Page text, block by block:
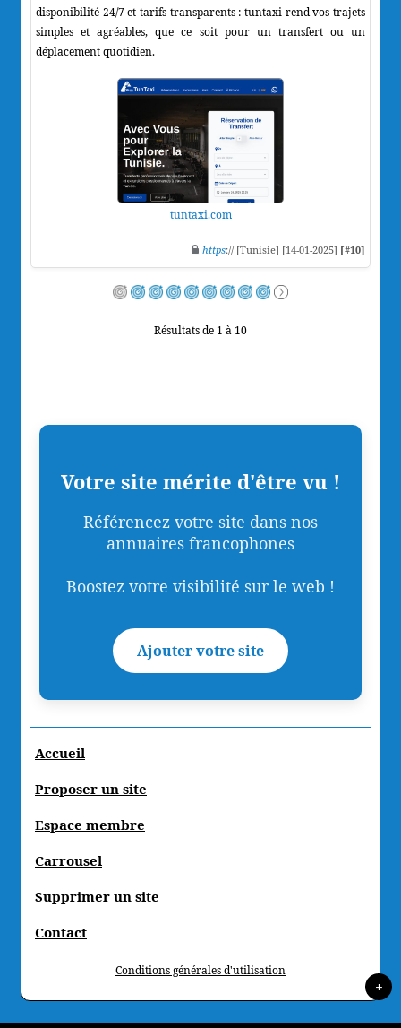
disponibilité 24/7 et tarifs transparents : tuntaxi rend vos trajets
simples et agréables, que ce soit pour un transfert ou un
déplacement quotidien.
tuntaxi.com
https:// [Tunisie] [14-01-2025] [#10]
Résultats de 1 à 10
Votre site mérite d'être vu !
Référencez votre site dans nos
annuaires francophones
Boostez votre visibilité sur le web !
Ajouter votre site
Accueil
Proposer un site
Espace membre
Carrousel
Supprimer un site
Contact
Conditions générales d'utilisation
+